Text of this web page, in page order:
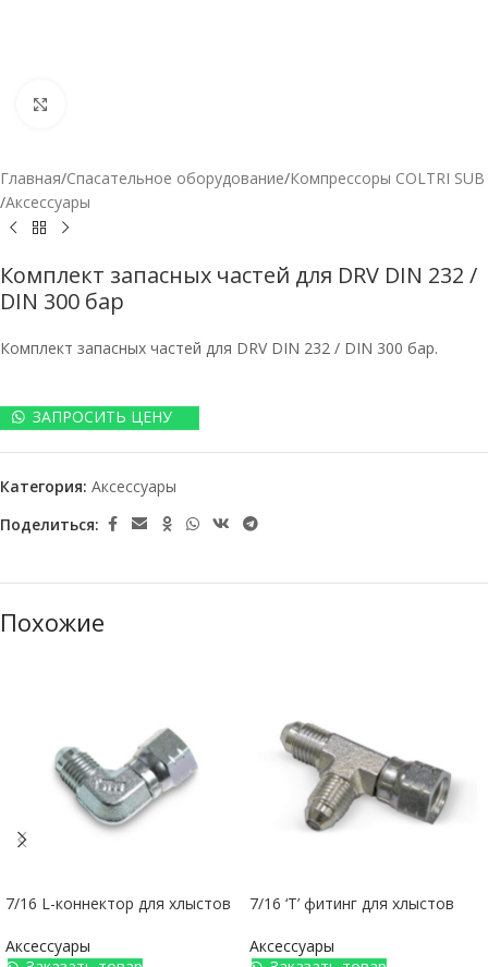
Главная/Спасательное оборудование/Компрессоры COLTRI SUB
/Аксессуары
Комплект запасных частей для DRV DIN 232 /
DIN 300 бар
Комплект запасных частей для DRV DIN 232 / DIN 300 бар.
ЗАПРОСИТЬ ЦЕНУ
Категория: Аксессуары
Поделиться:
Похожие
7/16 L-коннектор для хлыстов
Аксессуары
7/16 ‘T’ фитинг для хлыстов
Аксессуары